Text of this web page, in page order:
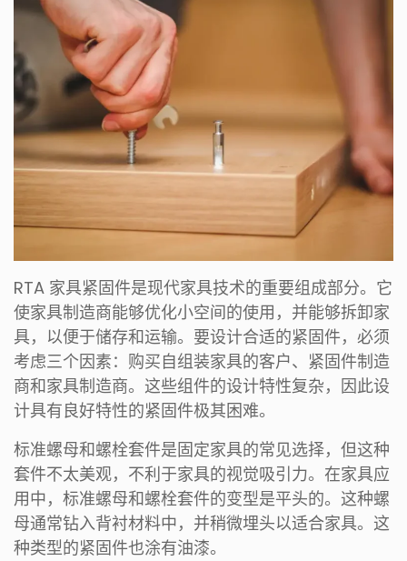
RTA 家具紧固件是现代家具技术的重要组成部分。它
使家具制造商能够优化小空间的使用，并能够拆卸家
具，以便于储存和运输。要设计合适的紧固件，必须
考虑三个因素：购买自组装家具的客户、紧固件制造
商和家具制造商。这些组件的设计特性复杂，因此设
计具有良好特性的紧固件极其困难。
标准螺母和螺栓套件是固定家具的常见选择，但这种
套件不太美观，不利于家具的视觉吸引力。在家具应
用中，标准螺母和螺栓套件的变型是平头的。这种螺
母通常钻入背衬材料中，并稍微埋头以适合家具。这
种类型的紧固件也涂有油漆。